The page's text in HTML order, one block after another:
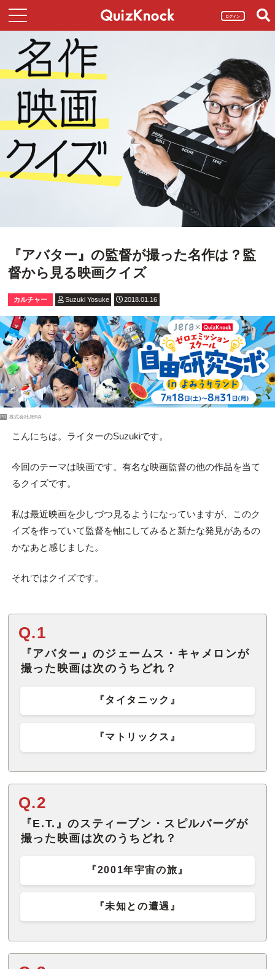
ログイン
『アバター』の監督が撮った名作は？監
督から見る映画クイズ
カルチャー Suzuki Yosuke 2018.01.16
PR 株式会社JERA
こんにちは。ライターのSuzukiです。
今回のテーマは映画です。有名な映画監督の他の作品を当て
るクイズです。
私は最近映画を少しづつ見るようになっていますが、このク
イズを作っていて監督を軸にしてみると新たな発見があるの
かなあと感じました。
それではクイズです。
Q.1
『アバター』のジェームス・キャメロンが
撮った映画は次のうちどれ？
『タイタニック』
『マトリックス』
Q.2
『E.T.』のスティーブン・スピルバーグが
撮った映画は次のうちどれ？
『2001年宇宙の旅』
『未知との遭遇』